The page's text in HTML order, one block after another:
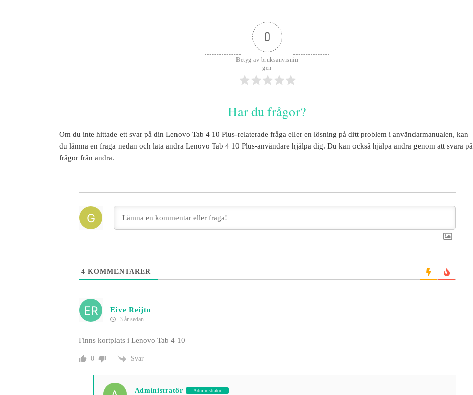
0
Betyg av bruksanvisnin
gen
Har du frågor?
Om du inte hittade ett svar på din Lenovo Tab 4 10 Plus-relaterade fråga eller en lösning på ditt problem i användarmanualen, kan
du lämna en fråga nedan och låta andra Lenovo Tab 4 10 Plus-användare hjälpa dig. Du kan också hjälpa andra genom att svara på
frågor från andra.
4 KOMMENTARER
Eive Reijto
3 år sedan
Finns kortplats i Lenovo Tab 4 10
0 Svar
Administratör Administratör